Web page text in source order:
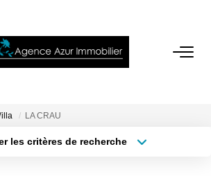
ACCUEIL
VENTES
LA CRAU
les critères de recherche